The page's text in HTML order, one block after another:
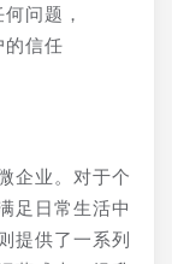
问题，
的信任
企业。对于个
足日常生活中
提供了一系列